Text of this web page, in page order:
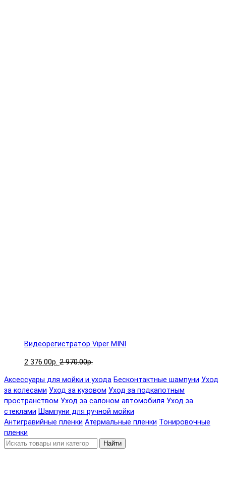
Видеорегистратор Viper MINI
2 376.00р. 2 970.00р.
Аксессуары для мойки и ухода Бесконтактные шампуни Уход
за колесами Уход за кузовом Уход за подкапотным
пространством Уход за салоном автомобиля Уход за
стеклами Шампуни для ручной мойки
Антигравийные пленки Атермальные пленки Тонировочные
пленки
Найти